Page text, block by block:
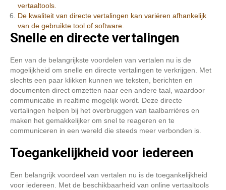
vertaaltools.
De kwaliteit van directe vertalingen kan variëren afhankelijk
van de gebruikte tool of software.
Snelle en directe vertalingen
Een van de belangrijkste voordelen van vertalen nu is de
mogelijkheid om snelle en directe vertalingen te verkrijgen. Met
slechts een paar klikken kunnen we teksten, berichten en
documenten direct omzetten naar een andere taal, waardoor
communicatie in realtime mogelijk wordt. Deze directe
vertalingen helpen bij het overbruggen van taalbarrières en
maken het gemakkelijker om snel te reageren en te
communiceren in een wereld die steeds meer verbonden is.
Toegankelijkheid voor iedereen
Een belangrijk voordeel van vertalen nu is de toegankelijkheid
voor iedereen. Met de beschikbaarheid van online vertaaltools